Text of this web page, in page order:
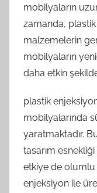
mobilyaların
zamanda,
malzemelerin
mobilyaların
daha etkin
plastik
mobilyalarında
yaratmaktadır.
tasarım
etkiye de olumlu
enjeksiyon ile